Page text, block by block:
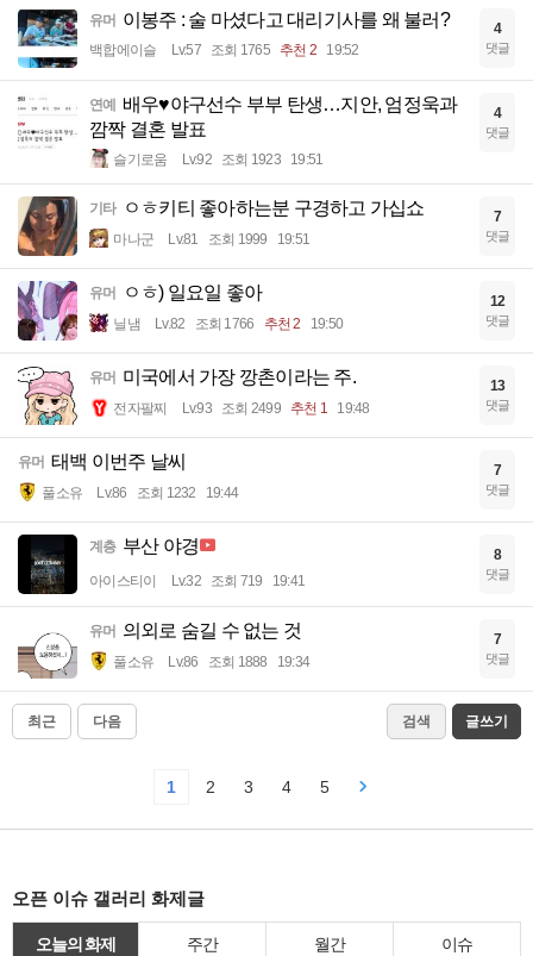
유머 이봉주 : 술 마셨다고 대리기사를 왜 불러?
백합에이슬 Lv.57 조회 1765 추천 2 19:52
4
댓글
연예
배우♥야구선수 부부 탄생…지안, 엄정욱과
깜짝 결혼 발표
슬기로움 Lv.92 조회 1923 19:51
4
댓글
기타 ㅇㅎ키티 좋아하는분 구경하고 가십쇼
마나군 Lv.81 조회 1999 19:51
7
댓글
유머 ㅇㅎ) 일요일 좋아
닐냄 Lv.82 조회 1766 추천 2 19:50
12
댓글
유머 미국에서 가장 깡촌이라는 주.
전자팔찌 Lv.93 조회 2499 추천 1 19:48
13
댓글
유머 태백 이번주 날씨
풀소유 Lv.86 조회 1232 19:44
7
댓글
계층 부산 야경
아이스티이 Lv.32 조회 719 19:41
8
댓글
유머 의외로 숨길 수 없는 것
풀소유 Lv.86 조회 1888 19:34
7
댓글
최근 다음 검색 글쓰기
1 2 3 4 5
오픈 이슈 갤러리 화제글
오늘의 화제 주간 월간 이슈